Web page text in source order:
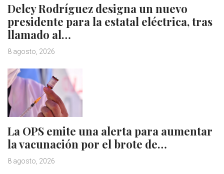
Delcy Rodríguez designa un nuevo
presidente para la estatal eléctrica, tras
llamado al…
8 agosto, 2026
La OPS emite una alerta para aumentar
la vacunación por el brote de…
8 agosto, 2026